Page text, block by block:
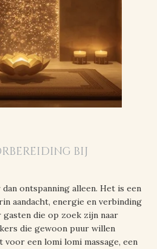
bij
dan ontspanning alleen. Het is een
aandacht, energie en verbinding
gasten die op zoek zijn naar
die gewoon puur willen
voor een lomi lomi massage, een